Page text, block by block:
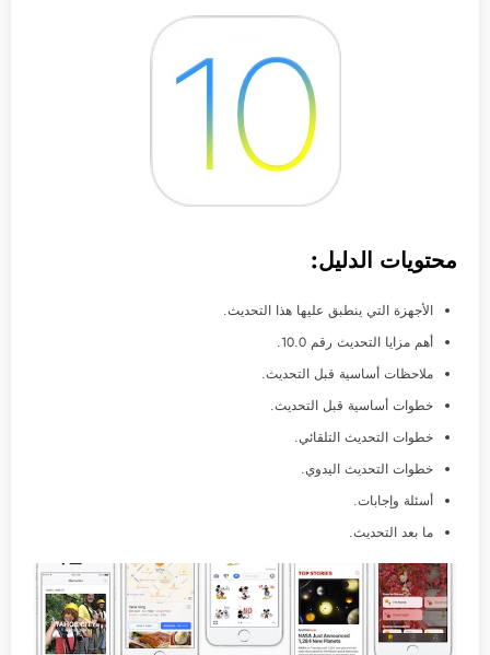
محتويات الدليل:
الأجهزة التي ينطبق عليها هذا التحديث.
أهم مزايا التحديث رقم 10.0.
ملاحظات أساسية قبل التحديث.
خطوات أساسية قبل التحديث.
خطوات التحديث التلقائي.
خطوات التحديث اليدوي.
أسئلة وإجابات.
ما بعد التحديث.